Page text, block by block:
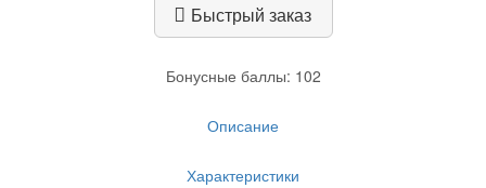
Быстрый заказ
Бонусные баллы: 102
Описание
Характеристики